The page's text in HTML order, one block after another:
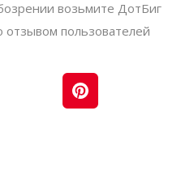
возьмите ДотБиг
пользователей